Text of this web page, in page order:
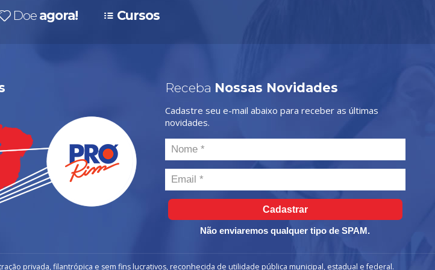
Doe agora! Cursos
Receba Nossas Novidades
Cadastre seu e-mail abaixo para receber as últimas
novidades.
Cadastrar
Não enviaremos qualquer tipo de SPAM.
privada, filantrópica e sem fins lucrativos, reconhecida de utilidade pública municipal, estadual e federal.